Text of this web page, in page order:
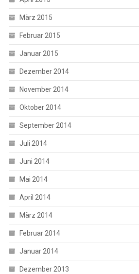
März 2015
Februar 2015
Januar 2015
Dezember 2014
November 2014
Oktober 2014
September 2014
Juli 2014
Juni 2014
Mai 2014
April 2014
März 2014
Februar 2014
Januar 2014
Dezember 2013